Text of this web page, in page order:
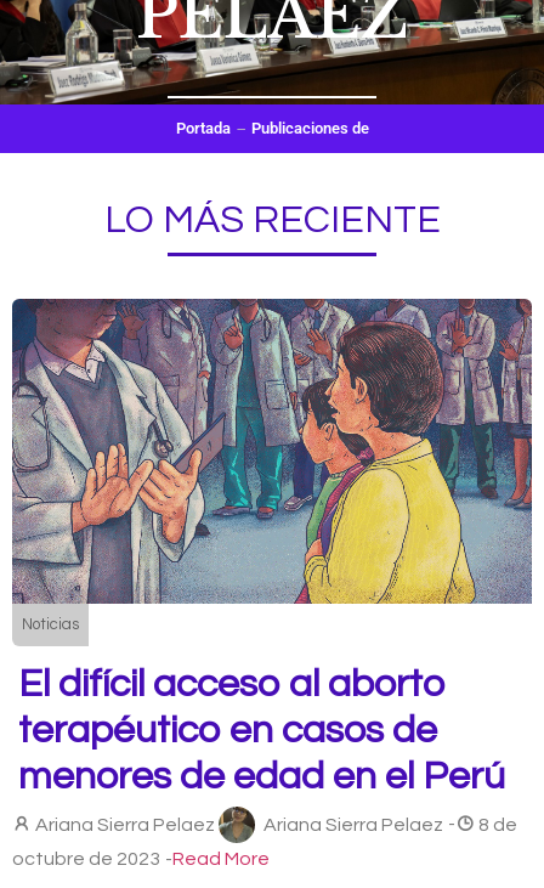
PELAEZ
Portada Publicaciones de
LO MÁS RECIENTE
Noticias
El difícil acceso al aborto
terapéutico en casos de
menores de edad en el Perú
Ariana Sierra Pelaez Ariana Sierra Pelaez -
8 de
octubre de 2023 -Read More